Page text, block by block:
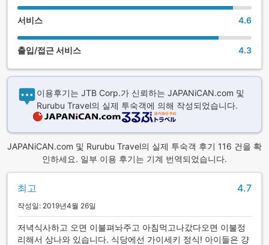
서비스 4.6
출입/접근 서비스 4.3
이용후기는 JTB Corp.가 신뢰하는 JAPANiCAN.com 및
Rurubu Travel의 실제 투숙객에 의해 작성되었습니다.
JAPANiCAN.com 및 Rurubu Travel의 실제 투숙객 후기 116 건을 확
인하세요. 일부 이용 후기는 기계 번역되었습니다.
최고 4.7
작성일: 2019년4월 26일
저녁식사하고 오면 이불펴놔주고 아침먹고나갔다오면 이불정
리해서 상나와 있습니다. 식당에선 가이세키 정식! 아이들은 걍